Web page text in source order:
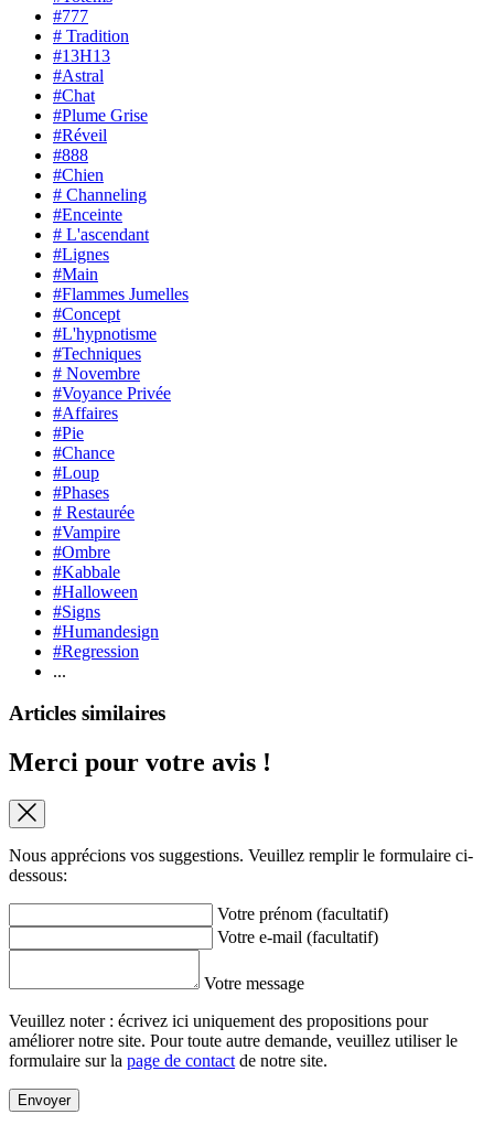
#777
# Tradition
#13H13
#Astral
#Chat
#Plume Grise
#Réveil
#888
#Chien
# Channeling
#Enceinte
# L'ascendant
#Lignes
#Main
#Flammes Jumelles
#Concept
#L'hypnotisme
#Techniques
# Novembre
#Voyance Privée
#Affaires
#Pie
#Chance
#Loup
#Phases
# Restaurée
#Vampire
#Ombre
#Kabbale
#Halloween
#Signs
#Humandesign
#Regression
...
Articles similaires
Merci pour votre avis !
Nous apprécions vos suggestions. Veuillez remplir le formulaire ci-
dessous:
Votre prénom (facultatif)
Votre e-mail (facultatif)
Votre message
Veuillez noter : écrivez ici uniquement des propositions pour
améliorer notre site. Pour toute autre demande, veuillez utiliser le
formulaire sur la page de contact de notre site.
Envoyer